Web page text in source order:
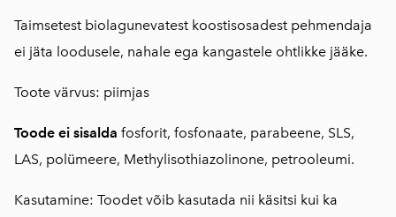
Taimsetest biolagunevatest koostisosadest pehmendaja
ei jäta loodusele, nahale ega kangastele ohtlikke jääke.
Toote värvus: piimjas
Toode ei sisalda fosforit, fosfonaate, parabeene, SLS,
LAS, polümeere, Methylisothiazolinone, petrooleumi.
Kasutamine: Toodet võib kasutada nii käsitsi kui ka